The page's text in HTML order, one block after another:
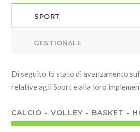
SPORT
GESTIONALE
Di seguito lo stato di avanzamento
relative agli Sport e alla loro
CALCIO - VOLLEY - BASKET -